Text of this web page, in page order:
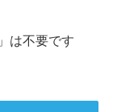
は不要です